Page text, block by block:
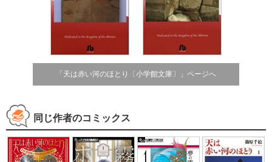
「天は赤い河のほとり〔小学館文庫〕」ページへ
同じ作者のコミックス